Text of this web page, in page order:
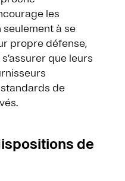
les
à se
propre défense,
que leurs
de
de